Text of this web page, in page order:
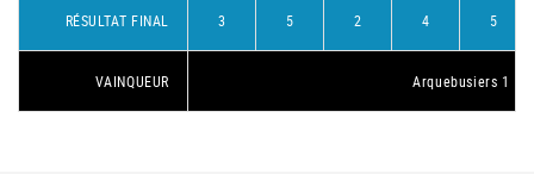
RÉSULTAT FINAL 3 5 2 4 5
VAINQUEUR Arquebusiers 1